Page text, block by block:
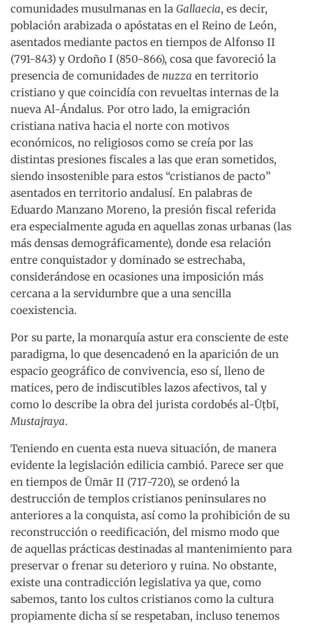
comunidades musulmanas en la Gallaecia, es decir,
población arabizada o apóstatas en el Reino de León,
asentados mediante pactos en tiempos de Alfonso II
(791-843) y Ordoño I (850-866), cosa que favoreció la
presencia de comunidades de nuzza en territorio
cristiano y que coincidía con revueltas internas de la
nueva Al-Ándalus. Por otro lado, la emigración
cristiana nativa hacia el norte con motivos
económicos, no religiosos como se creía por las
distintas presiones fiscales a las que eran sometidos,
siendo insostenible para estos “cristianos de pacto”
asentados en territorio andalusí. En palabras de
Eduardo Manzano Moreno, la presión fiscal referida
era especialmente aguda en aquellas zonas urbanas (las
más densas demográficamente), donde esa relación
entre conquistador y dominado se estrechaba,
considerándose en ocasiones una imposición más
cercana a la servidumbre que a una sencilla
coexistencia.
Por su parte, la monarquía astur era consciente de este
paradigma, lo que desencadenó en la aparición de un
espacio geográfico de convivencia, eso sí, lleno de
matices, pero de indiscutibles lazos afectivos, tal y
como lo describe la obra del jurista cordobés al-Ūṭbī,
Mustajraya.
Teniendo en cuenta esta nueva situación, de manera
evidente la legislación edilicia cambió. Parece ser que
en tiempos de Ūmār II (717-720), se ordenó la
destrucción de templos cristianos peninsulares no
anteriores a la conquista, así como la prohibición de su
reconstrucción o reedificación, del mismo modo que
de aquellas prácticas destinadas al mantenimiento para
preservar o frenar su deterioro y ruina. No obstante,
existe una contradicción legislativa ya que, como
sabemos, tanto los cultos cristianos como la cultura
propiamente dicha sí se respetaban, incluso tenemos